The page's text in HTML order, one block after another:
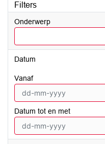
Filters
Onderwerp
Datum
vanaf
Datum tot en met